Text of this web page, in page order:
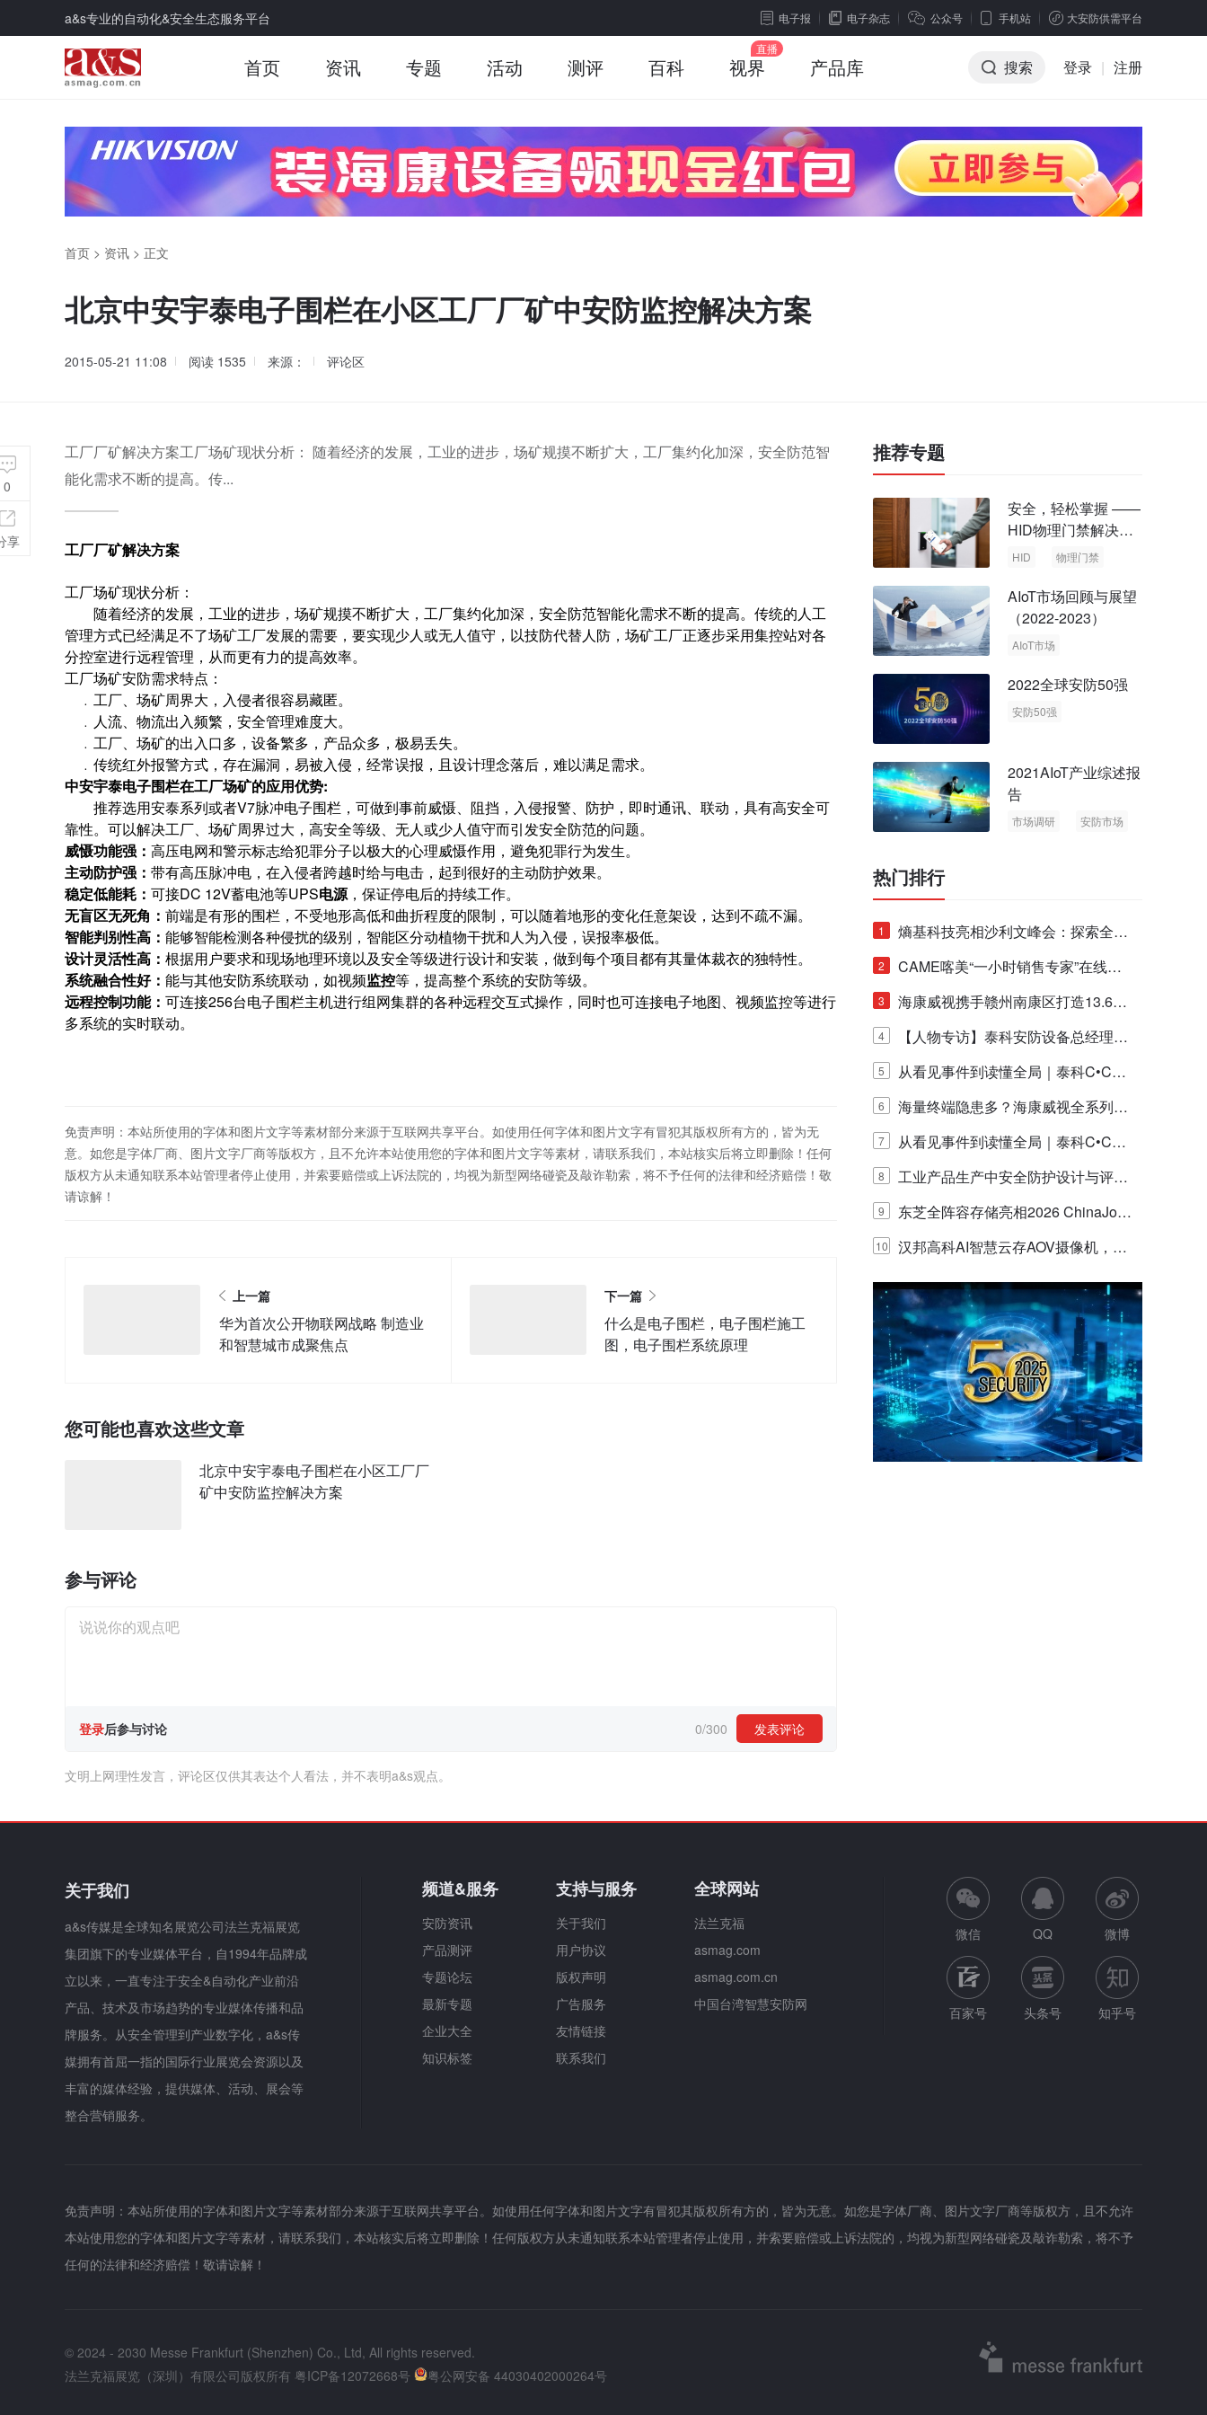
a&s专业的自动化&安全生态服务平台 电子报 电子杂志 公众号 手机站 大安防供需平台
首页 资讯 专题 活动 测评 百科 视界 产品库 搜索 登录 | 注册
首页 > 资讯 > 正文
北京中安宇泰电子围栏在小区工厂厂矿中安防监控解决方案
2015-05-21 11:08 阅读 1535 来源： 评论区
工厂厂矿解决方案工厂场矿现状分析： 随着经济的发展，工业的进步，场矿规摸不断扩大，工厂集约化加深，安全防范智
能化需求不断的提高。传...
工厂厂矿解决方案
工厂场矿现状分析：
随着经济的发展，工业的进步，场矿规摸不断扩大，工厂集约化加深，安全防范智能化需求不断的提高。传统的人工
管理方式已经满足不了场矿工厂发展的需要，要实现少人或无人值守，以技防代替人防，场矿工厂正逐步采用集控站对各
分控室进行远程管理，从而更有力的提高效率。
工厂场矿安防需求特点：
﹒工厂、场矿周界大，入侵者很容易藏匿。
﹒人流、物流出入频繁，安全管理难度大。
﹒工厂、场矿的出入口多，设备繁多，产品众多，极易丢失。
﹒传统红外报警方式，存在漏洞，易被入侵，经常误报，且设计理念落后，难以满足需求。
中安宇泰电子围栏在工厂场矿的应用优势:
推荐选用安泰系列或者V7脉冲电子围栏，可做到事前威慑、阻挡，入侵报警、防护，即时通讯、联动，具有高安全可
靠性。可以解决工厂、场矿周界过大，高安全等级、无人或少人值守而引发安全防范的问题。
威慑功能强： 高压电网和警示标志给犯罪分子以极大的心理威慑作用，避免犯罪行为发生。
主动防护强： 带有高压脉冲电，在入侵者跨越时给与电击，起到很好的主动防护效果。
稳定低能耗： 可接DC 12V蓄电池等UPS电源，保证停电后的持续工作。
无盲区无死角： 前端是有形的围栏，不受地形高低和曲折程度的限制，可以随着地形的变化任意架设，达到不疏不漏。
智能判别性高： 能够智能检测各种侵扰的级别，智能区分动植物干扰和人为入侵，误报率极低。
设计灵活性高： 根据用户要求和现场地理环境以及安全等级进行设计和安装，做到每个项目都有其量体裁衣的独特性。
系统融合性好： 能与其他安防系统联动，如视频监控等，提高整个系统的安防等级。
远程控制功能： 可连接256台电子围栏主机进行组网集群的各种远程交互式操作，同时也可连接电子地图、视频监控等进行
多系统的实时联动。
免责声明：本站所使用的字体和图片文字等素材部分来源于互联网共享平台。如使用任何字体和图片文字有冒犯其版权所有方的，皆为无
意。如您是字体厂商、图片文字厂商等版权方，且不允许本站使用您的字体和图片文字等素材，请联系我们，本站核实后将立即删除！任何
版权方从未通知联系本站管理者停止使用，并索要赔偿或上诉法院的，均视为新型网络碰瓷及敲诈勒索，将不予任何的法律和经济赔偿！敬
请谅解！
上一篇
华为首次公开物联网战略 制造业
和智慧城市成聚焦点
下一篇
什么是电子围栏，电子围栏施工
图，电子围栏系统原理
您可能也喜欢这些文章
北京中安宇泰电子围栏在小区工厂厂
矿中安防监控解决方案
参与评论
登录后参与讨论 0/300 发表评论
文明上网理性发言，评论区仅供其表达个人看法，并不表明a&s观点。
0
享
推荐专题
安全，轻松掌握 ——
HID物理门禁解决方
案，启动智慧安全新
HID 物理门禁
AIoT市场回顾与展望
（2022-2023）
AIoT市场
2022全球安防50强
安防50强
2021AIoT产业综述报
告
市场调研
安防市场
热门排行
1
熵基科技亮相沙利文峰会：探索全栈
脑机技术商业化生态新路径
2
CAME喀美“一小时销售专家”在线赋
能培训正式启动！
3
海康威视携手赣州南康区打造13.6公
里绿波网
4
【人物专访】泰科安防设备总经理张
宁解码安防出海新范式
5
从看见事件到读懂全局｜泰科C•CUR
E IQ 3.20开启安防运营智能新时代
6
海量终端隐患多？海康威视全系列物
联安全产品，四层守护更放心！
7
从看见事件到读懂全局｜泰科C•CUR
E IQ 3.20开启安防运营智能新时代
8
工业产品生产中安全防护设计与评估
的实践与探讨
9
东芝全阵容存储亮相2026 ChinaJo
y，以海量数据底座赋能“与AI同游”新
体验
10
汉邦高科AI智慧云存AOV摄像机，三
目太阳能多摄球机
关于我们
a&s传媒是全球知名展览公司法兰克福展览
集团旗下的专业媒体平台，自1994年品牌成
立以来，一直专注于安全&自动化产业前沿
产品、技术及市场趋势的专业媒体传播和品
牌服务。从安全管理到产业数字化，a&s传
媒拥有首屈一指的国际行业展览会资源以及
丰富的媒体经验，提供媒体、活动、展会等
整合营销服务。
频道&服务
安防资讯
产品测评
专题论坛
最新专题
企业大全
知识标签
支持与服务
关于我们
用户协议
版权声明
广告服务
友情链接
联系我们
全球网站
法兰克福
asmag.com
asmag.com.cn
中国台湾智慧安防网
微信 QQ 微博
百家号 头条号 知乎号
免责声明：本站所使用的字体和图片文字等素材部分来源于互联网共享平台。如使用任何字体和图片文字有冒犯其版权所有方的，皆为无意。如您是字体厂商、图片文字厂商等版权方，且不允许
本站使用您的字体和图片文字等素材，请联系我们，本站核实后将立即删除！任何版权方从未通知联系本站管理者停止使用，并索要赔偿或上诉法院的，均视为新型网络碰瓷及敲诈勒索，将不予
任何的法律和经济赔偿！敬请谅解！
© 2024 - 2030 Messe Frankfurt (Shenzhen) Co., Ltd, All rights reserved.
法兰克福展览（深圳）有限公司版权所有 粤ICP备12072668号 粤公网安备 44030402000264号